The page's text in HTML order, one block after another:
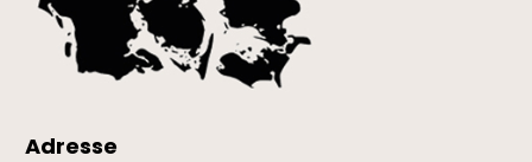
Adresse